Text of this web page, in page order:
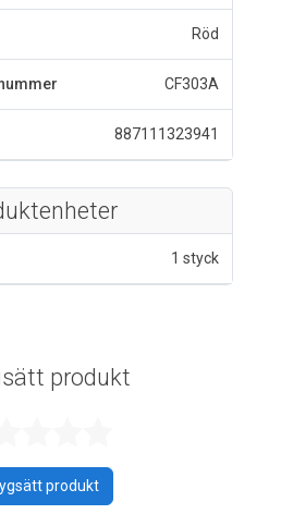
Röd
CF303A
887111323941
1 styck
produkt
produkt